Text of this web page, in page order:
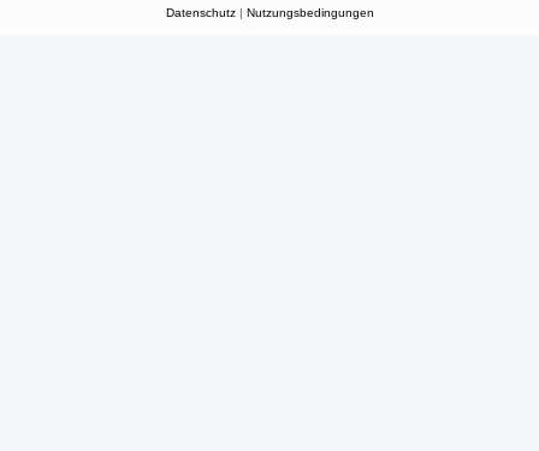
Datenschutz| Nutzungsbedingungen